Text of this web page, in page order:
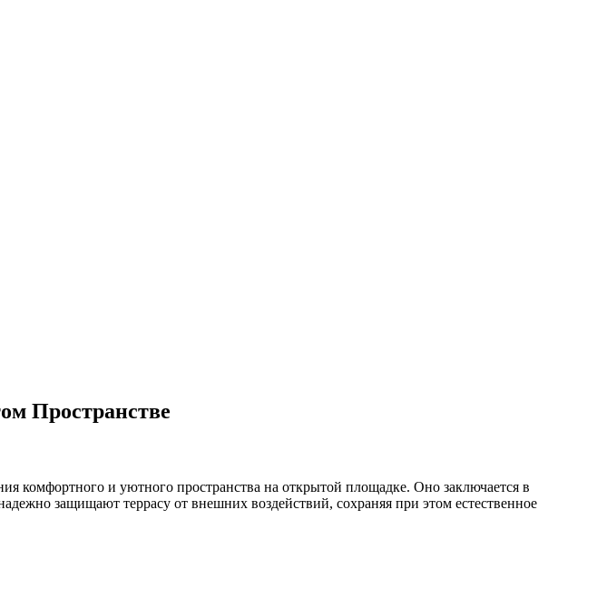
Пространстве
комфортного и уютного пространства на открытой площадке. Оно заключается в
защищают террасу от внешних воздействий, сохраняя при этом естественное